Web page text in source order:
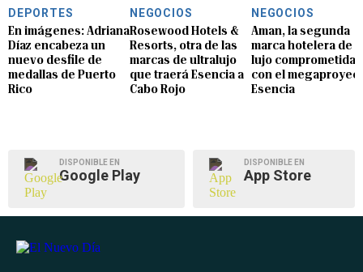
DEPORTES
En imágenes: Adriana
Díaz encabeza un
nuevo desfile de
medallas de Puerto
Rico
NEGOCIOS
Rosewood Hotels &
Resorts, otra de las
marcas de ultralujo
que traerá Esencia a
Cabo Rojo
NEGOCIOS
Aman, la segunda
marca hotelera de
lujo comprometida
con el
Esencia
DISPONIBLE EN
Google Play
DISPONIBLE EN
App Store